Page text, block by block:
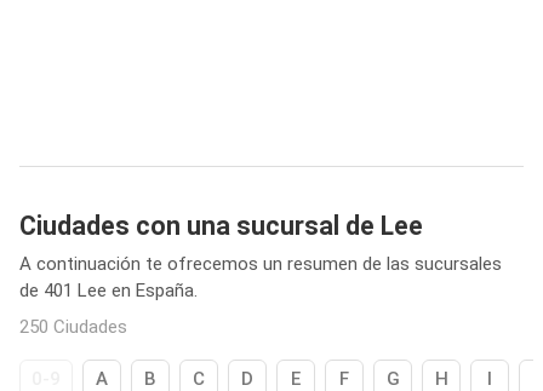
Ciudades con una sucursal de Lee
A continuación te ofrecemos un resumen de las sucursales
de 401 Lee en España.
250 Ciudades
A B C D E F G H I